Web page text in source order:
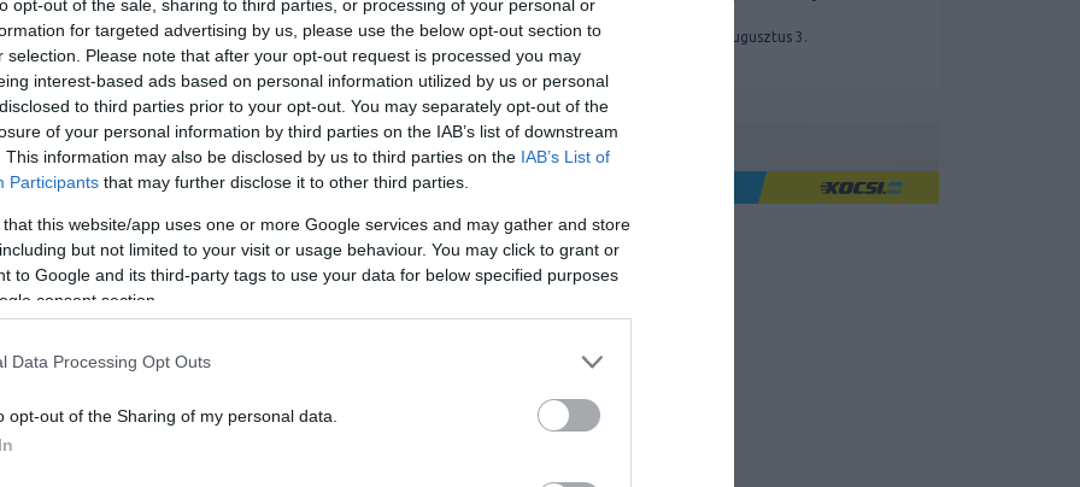
opt-out of the sale, sharing to third parties, or processing of your personal or
for targeted advertising by us, please use the below opt-out section to
selection. Please note that after your opt-out request is processed you may
interest-based ads based on personal information utilized by us or personal
to third parties prior to your opt-out. You may separately opt-out of the
of your personal information by third parties on the IAB’s list of downstream
This information may also be disclosed by us to third parties on the IAB’s List of
Participants that may further disclose it to other third parties.
that this website/app uses one or more Google services and may gather and store
but not limited to your visit or usage behaviour. You may click to grant or
to Google and its third-party tags to use your data for below specified purposes
consent section.
Data Processing Opt Outs
opt-out of the Sharing of my personal data.
A recept a régi, a technológia viszont a
is a legújabb „kis” Lamborghini, a
brutalista minimalizmus jellemzi, ám a lemezek
A rendkívül komplex, mégis zseniális
, a menetteljesítmények pedig a fizika határait
2026. augusztus 3.